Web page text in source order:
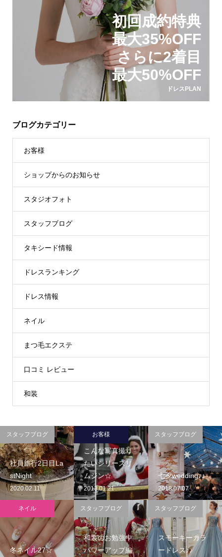
初回成約特典
最大35%OFF
さらに2着目
最大50%OFF
ドレスPLAN
ブログカテゴリー
お客様
ショップからのお知らせ
スタジオフォト
スタッフブログ
タキシード情報
ドレスランキング
ドレス情報
ネイル
まつ毛エクステ
口コミ レビュー
和装
社員旅行2日目La
stNight
2020.02.11
スタッフブログ
こんな写真撮り
たいシリーズリ
ムジン☆
2013.01.21
お客様
七夕wedding♪♪
2018.07.07
スタッフブログ
冬ネイル27☆
ネイル
和装のお勉強中
パワーアップ編
スタッフブログ
スモーキーカラ
ードレス♪♪
スタッフブログ